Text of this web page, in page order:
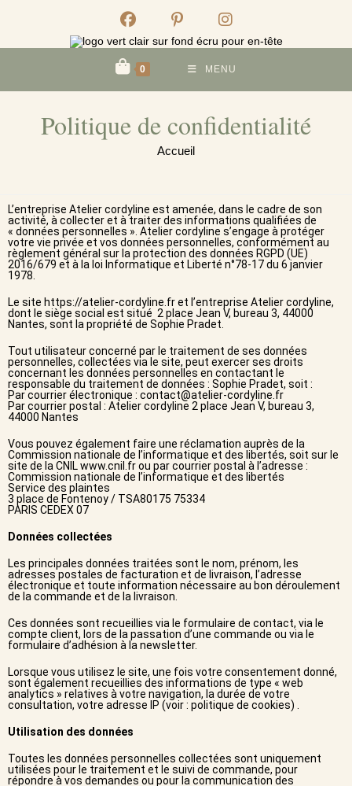
0 MENU
Politique de confidentialité
Accueil
L’entreprise Atelier cordyline est amenée, dans le cadre de son
activité, à collecter et à traiter des informations qualifiées de
« données personnelles ». Atelier cordyline s’engage à protéger
votre vie privée et vos données personnelles, conformément au
règlement général sur la protection des données RGPD (UE)
2016/679 et à la loi Informatique et Liberté n°78-17 du 6 janvier
1978.
Le site https://atelier-cordyline.fret l’entreprise Atelier cordyline,
dont le siège social est situé 2 place Jean V, bureau 3, 44000
Nantes, sont la propriété de Sophie Pradet.
Tout utilisateur concerné par le traitement de ses données
personnelles, collectées via le site, peut exercer ses droits
concernant les données personnelles en contactant le
responsable du traitement de données : Sophie Pradet, soit :
Par courrier électronique : contact@atelier-cordyline.fr
Par courrier postal : Atelier cordyline 2 place Jean V, bureau 3,
44000 Nantes
Vous pouvez également faire une réclamation auprès de la
Commission nationale de l’informatique et des libertés, soit sur le
site de la CNILwww.cnil.frou par courrier postal à l’adresse :
Commission nationale de l’informatique et des libertés
Service des plaintes
3 place de Fontenoy / TSA80175 75334
PARIS CEDEX 07
Données collectées
Les principales données traitées sont le nom, prénom, les
adresses postales de facturation et de livraison, l’adresse
électronique et toute information nécessaire au bon déroulement
de la commande et de la livraison.
Ces données sont recueillies via le formulaire de contact, via le
compte client, lors de la passation d’une commande ou via le
formulaire d’adhésion à la newsletter.
Lorsque vous utilisez le site, une fois votre consentement donné,
sont également recueillies des informations de type « web
analytics » relatives à votre navigation, la durée de votre
consultation, votre adresse IP (voir : politique de cookies) .
Utilisation des données
Toutes les données personnelles collectées sont uniquement
utilisées pour le traitement et le suivi de commande, pour
répondre à vos demandes ou pour la communication des